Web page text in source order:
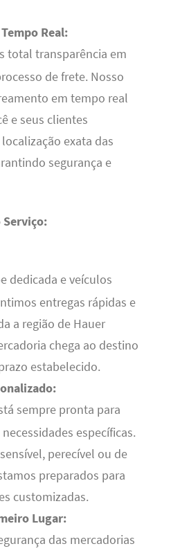
Real:
total transparência em
de frete. Nosso
em tempo real
e seus clientes
exata das
segurança e
Serviço:
dedicada e veículos
entregas rápidas e
a região de Hauer
chega ao destino
estabelecido.
sempre pronta para
específicas.
perecível ou de
preparados para
customizadas.
Lugar:
das mercadorias